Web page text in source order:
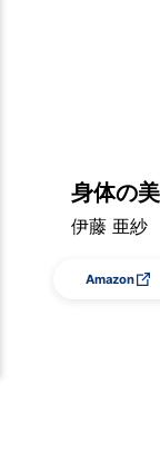
身体の
伊藤 亜紗
Amazon